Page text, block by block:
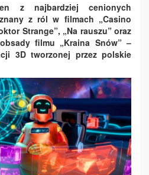
z najbardziej cenionych
z ról w filmach „Casino
Strange”, „Na rauszu” oraz
filmu „Kraina Snów” –
3D tworzonej przez polskie